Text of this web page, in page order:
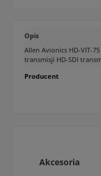
Opis
Allen Avionics HD-VIT-
transmisji HD-SDI
Producent
Pomiń galerię produktów
Akcesoria